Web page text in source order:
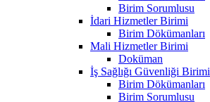
Birim Sorumlusu
İdari Hizmetler Birimi
Birim Dökümanları
Mali Hizmetler Birimi
Doküman
İş Sağlığı Güvenliği Birimi
Birim Dökümanları
Birim Sorumlusu